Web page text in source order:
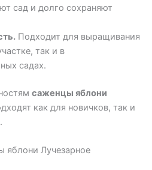
сад и долго сохраняют
Подходит для выращивания
так и в
садах.
саженцы яблони
как для новичков, так и
яблони Лучезарное